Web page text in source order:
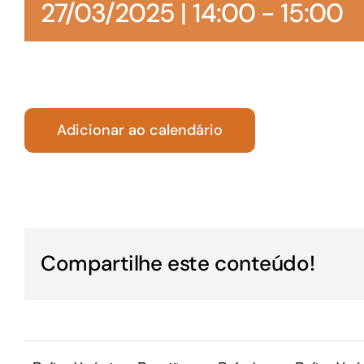
Para os negócios voltados aos serviços do setor de
turismo
27/03/2025 | 14:00- 15:00
Adicionar ao calendário
Compartilhe este conteúdo!